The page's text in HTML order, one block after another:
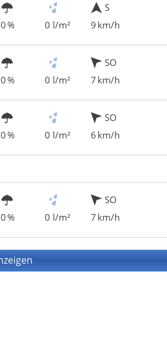
0 % 0 l/m²
S
9 km/h
0 % 0 l/m²
SO
7 km/h
0 % 0 l/m²
SO
6 km/h
0 % 0 l/m²
SO
7 km/h